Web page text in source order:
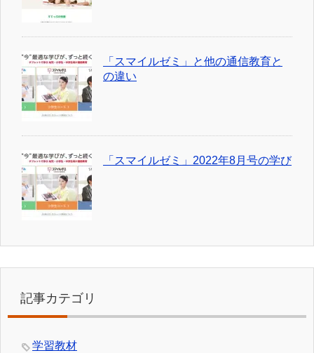
「スマイルゼミ」と他の通信教育と
の違い
「スマイルゼミ」2022年8月号の学び
記事カテゴリ
学習教材